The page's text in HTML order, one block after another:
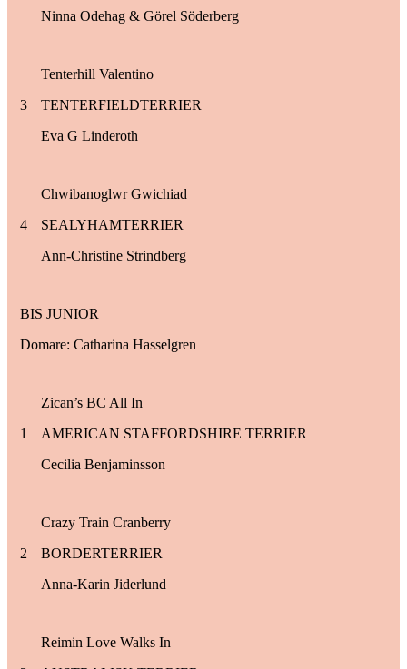
Ninna Odehag & Görel Söderberg
3
Tenterhill Valentino
TENTERFIELDTERRIER
Eva G Linderoth
4
Chwibanoglwr Gwichiad
SEALYHAMTERRIER
Ann-Christine Strindberg
BIS JUNIOR
Domare: Catharina Hasselgren
1
Zican’s BC All In
AMERICAN STAFFORDSHIRE TERRIER
Cecilia Benjaminsson
2
Crazy Train Cranberry
BORDERTERRIER
Anna-Karin Jiderlund
Reimin Love Walks In